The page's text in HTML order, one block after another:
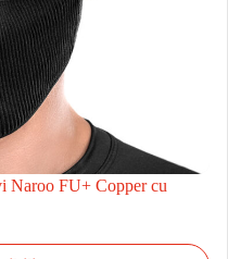
Naroo FU+ Copper cu